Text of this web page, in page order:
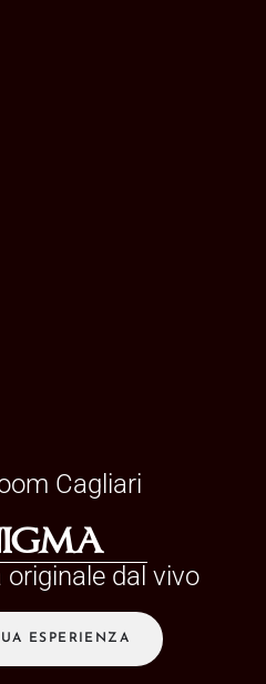
Cagliari
dal vivo
ESPERIENZA